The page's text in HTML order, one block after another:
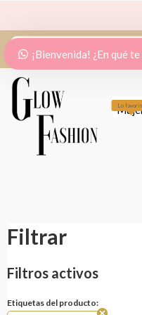
al
contenido
Search
Lo
Filtrar
Filtros activos
Etiquetas del producto:
¡Bienvenida! ¿En qué